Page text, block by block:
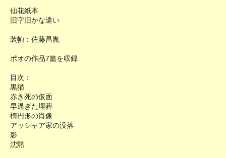
仙花紙本
旧字旧かな遣い
装幀：佐藤昌胤
ポオの作品7篇を収録
目次：
黒猫
赤き死の仮面
早過ぎた埋葬
楕円形の肖像
アッシャア家の没落
影
沈黙